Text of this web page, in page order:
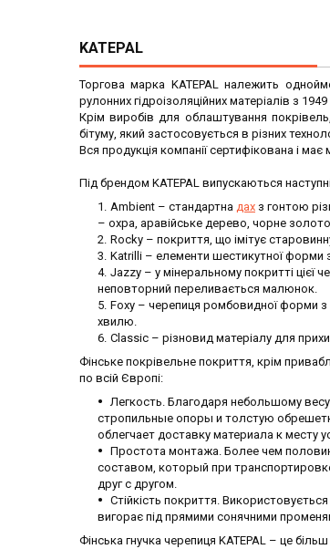
KATEPAL
Торгова марка KATEPAL належить
рулонних гідроізоляційних матеріалів з
Крім виробів для облаштування
бітуму, який застосовується в різних
Вся продукція компанії сертифікована і
Під брендом KATEPAL випускаються наступні
Ambient – стандартна дах з гонтою
– охра, аравійське дерево, чорне золото
Rocky – покриття, що імітує
Katrilli – елементи шестикутної форми
Jazzy – у мінеральному покритті цієї
неповторний переливається малюнок.
Foxy – черепиця ромбовидної форми
хвилю.
Classic – різновид матеріалу для
Фінське покрівельне покриття, крім
по всій Європі:
Легкость. Благодаря небольшому
стропильные опоры и толстую
облегчает доставку материала к месту
Простота монтажа. Более чем
составом, который при
друг с другом.
Стійкість покриття.
вигорає під прямими сонячними
Фінська гнучка черепиця KATEPAL – це